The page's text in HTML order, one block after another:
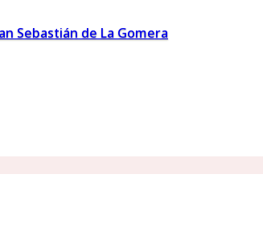
Sebastián de La Gomera